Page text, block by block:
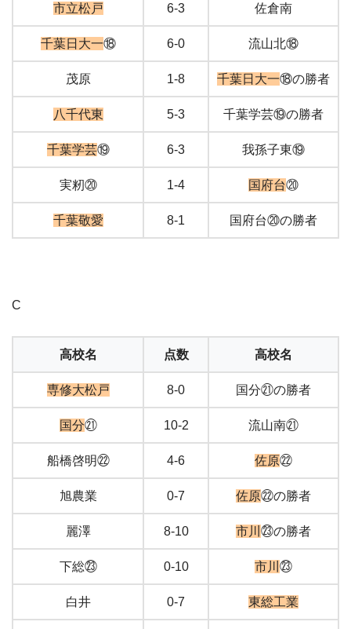
市立松戸 6-3 佐倉南
千葉日大一⑱ 6-0 流山北⑱
茂原 1-8 千葉日大一⑱の勝者
八千代東 5-3 千葉学芸⑲の勝者
千葉学芸⑲ 6-3 我孫子東⑲
実籾⑳ 1-4 国府台⑳
千葉敬愛 8-1 国府台⑳の勝者
C
高校名 点数 高校名
専修大松戸 8-0 国分㉑の勝者
国分㉑ 10-2 流山南㉑
船橋啓明㉒ 4-6 佐原㉒
旭農業 0-7 佐原㉒の勝者
麗澤 8-10 市川 ㉓の勝者
下総㉓ 0-10 市川 ㉓
白井 0-7 東総工業